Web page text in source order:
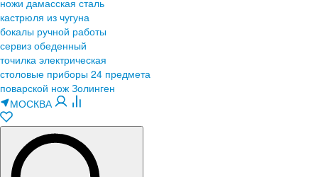
ножи дамасская сталь
кастрюля из чугуна
бокалы ручной работы
сервиз обеденный
точилка электрическая
столовые приборы 24 предмета
поварской нож Золинген
МОСКВА